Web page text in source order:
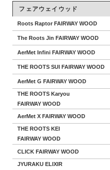
フェアウェイウッド
Roots Raptor FAIRWAY WOOD
The Roots Jin FAIRWAY WOOD
AerMet Infini FAIRWAY WOOD
THE ROOTS SUI FAIRWAY WOOD
AerMet G FAIRWAY WOOD
THE ROOTS Karyou
FAIRWAY WOOD
AerMet X FAIRWAY WOOD
THE ROOTS KEI
FAIRWAY WOOD
CLICK FAIRWAY WOOD
JYURAKU ELIXIR